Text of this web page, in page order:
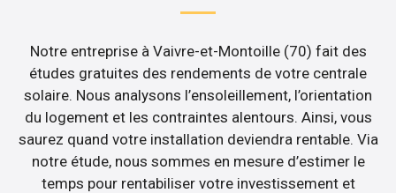
Notre entreprise à Vaivre-et-Montoille (70) fait des
études gratuites des rendements de votre centrale
solaire. Nous analysons l’ensoleillement, l’orientation
du logement et les contraintes alentours. Ainsi, vous
saurez quand votre installation deviendra rentable. Via
notre étude, nous sommes en mesure d’estimer le
temps pour rentabiliser votre investissement et